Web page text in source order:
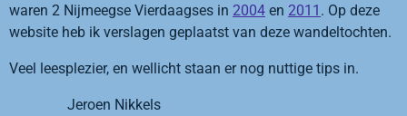
waren 2 Nijmeegse Vierdaagses in 2004 en 2011 . Op deze
website heb ik verslagen geplaatst van deze wandeltochten.
Veel leesplezier, en wellicht staan er nog nuttige tips in.
Jeroen Nikkels